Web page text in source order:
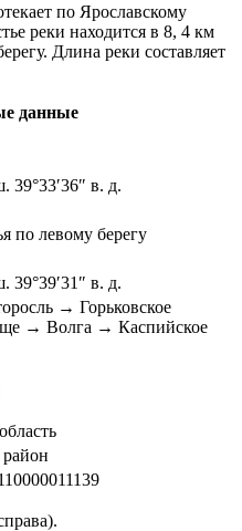
по Ярославскому
реки находится в 8, 4 км
Длина реки составляет
данные
39°33′36″ в. д.
по левому берегу
39°39′31″ в. д.
→ Горьковское
→ Волга → Каспийское